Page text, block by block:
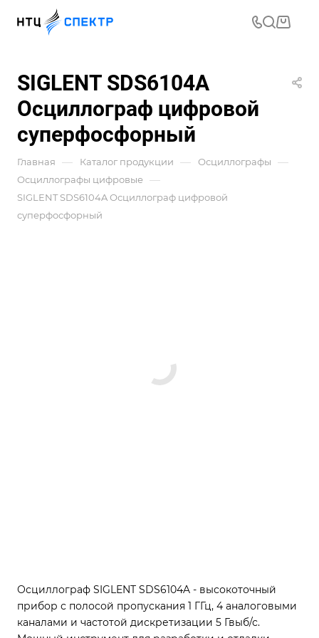
SIGLENT SDS6104A
Осциллограф цифровой
суперфосфорный
Главная — Каталог продукции — Осциллографы —
Осциллографы цифровые —
SIGLENT SDS6104A Осциллограф цифровой
суперфосфорный
Осциллограф SIGLENT SDS6104A - высокоточный
прибор с полосой пропускания 1 ГГц, 4 аналоговыми
каналами и частотой дискретизации 5 Гвыб/с.